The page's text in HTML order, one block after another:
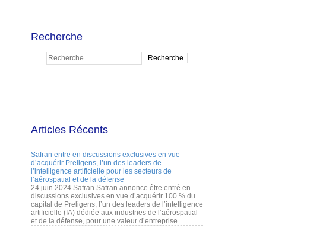
Recherche
Articles Récents
Safran entre en discussions exclusives en vue
d’acquérir Preligens, l’un des leaders de
l’intelligence artificielle pour les secteurs de
l’aérospatial et de la défense
24 juin 2024 Safran Safran annonce être entré en
discussions exclusives en vue d’acquérir 100 % du
capital de Preligens, l’un des leaders de l’intelligence
artificielle (IA) dédiée aux industries de l’aérospatial
et de la défense, pour une valeur d’entreprise...